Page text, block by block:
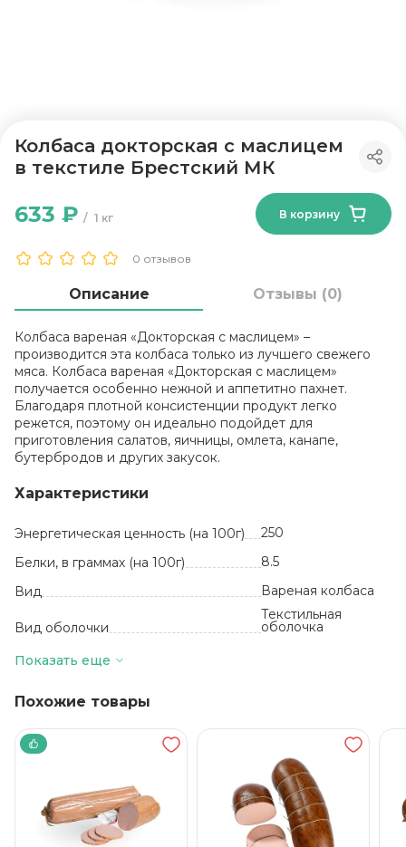
Колбаса докторская с маслицем
в текстиле Брестский МК
0 отзывов
1 кг
633 ₽ В корзину
Описание Отзывы (0)
Колбаса вареная «Докторская с маслицем» –
производится эта колбаса только из лучшего свежего
мяса. Колбаса вареная «Докторская с маслицем»
получается особенно нежной и аппетитно пахнет.
Благодаря плотной консистенции продукт легко
режется, поэтому он идеально подойдет для
приготовления салатов, яичницы, омлета, канапе,
бутербродов и других закусок.
Характеристики
Энергетическая ценность (на 100г)
250
Белки, в граммах (на 100г)
8.5
Вид
Вареная колбаса
Вид оболочки
Текстильная
оболочка
ШтрихКод
Жиры, в граммах (на 100 г)
3900
Состав
Свинина
Срок годности
60 суток
Показать еще
Похожие товары